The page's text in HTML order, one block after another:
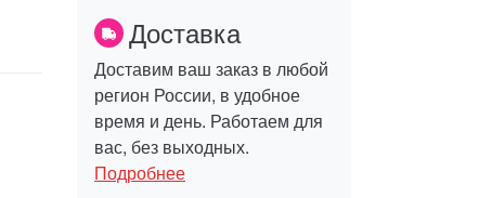
Доставка
Доставим ваш заказ в любой
регион России, в удобное
время и день. Работаем для
вас, без выходных.
Подробнее